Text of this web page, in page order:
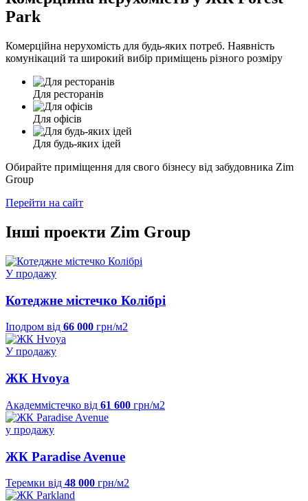
Park
Комерційна нерухомість для будь-яких потреб. Наявність
комунікаций та широкий вибір приміщень різного розміру
Для ресторанів
Для офісів
Для будь-яких ідей
Обирайте приміщення для свого бізнесу від забудовника Zim
Group
Перейти на сайт
Інші проекти Zim Group
У продажу
Котеджне містечко Колібрі
Іподром від 66 000 грн/м2
У продажу
ЖК Hvoya
Академмістечко від 61 600 грн/м2
у продажу
ЖК Paradise Avenue
Теремки від 48 000 грн/м2